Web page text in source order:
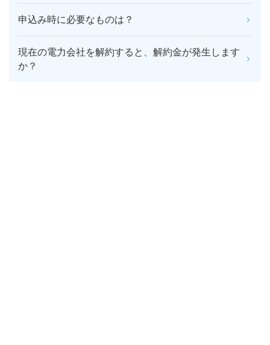
申込み時に必要なものは？
現在の電力会社を解約すると、解約金が発生します
か？